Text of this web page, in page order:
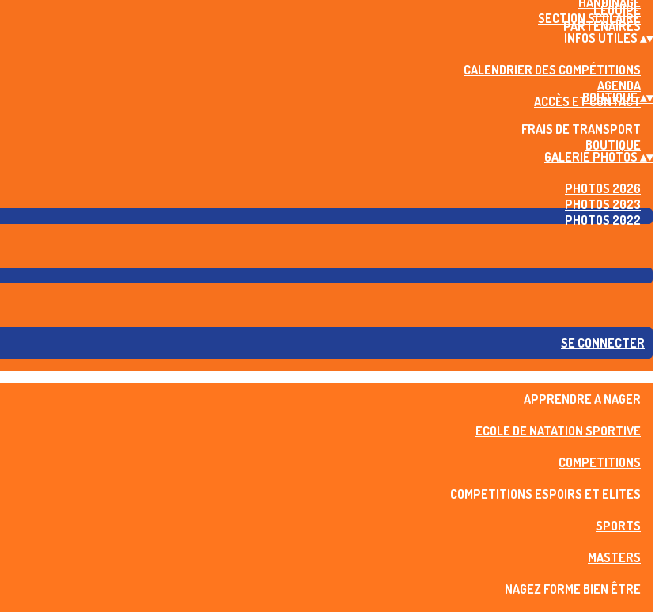
SECTION SCOLAIRE
L'ÉQUIPE
PARTENAIRES
INFOS UTILES ▴▾
CALENDRIER DES COMPÉTITIONS
AGENDA
ACCÈS ET CONTACT
BOUTIQUE▴▾
FRAIS DE TRANSPORT
BOUTIQUE
GALERIE PHOTOS ▴▾
PHOTOS 2026
PHOTOS 2023
PHOTOS 2022
SE CONNECTER
APPRENDRE A NAGER
ECOLE DE NATATION SPORTIVE
COMPETITIONS
COMPETITIONS ESPOIRS ET ELITES
SPORTS
MASTERS
NAGEZ FORME BIEN ÊTRE